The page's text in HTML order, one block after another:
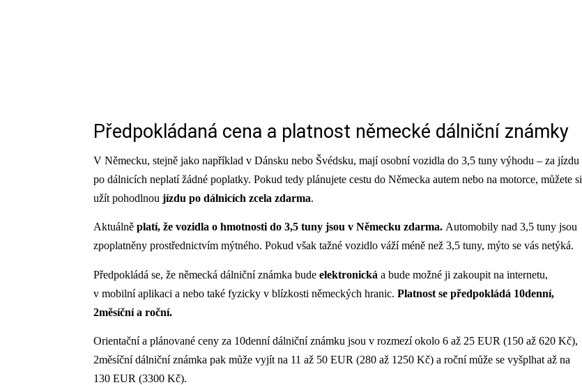
Předpokládaná cena a platnost německé dálniční známky
V Německu, stejně jako například v Dánsku nebo Švédsku, mají osobní vozidla do 3,5 tuny výhodu – za jízdu
po dálnicích neplatí žádné poplatky. Pokud tedy plánujete cestu do Německa autem nebo na motorce, můžete si
užít pohodlnou jízdu po dálnicích zcela zdarma.
Aktuálně platí, že vozidla o hmotnosti do 3,5 tuny jsou v Německu zdarma. Automobily nad 3,5 tuny jsou
zpoplatněny prostřednictvím mýtného. Pokud však tažné vozidlo váží méně než 3,5 tuny, mýto se vás netýká.
Předpokládá se, že německá dálniční známka bude elektronická a bude možné ji zakoupit na internetu,
v mobilní aplikaci a nebo také fyzicky v blízkosti německých hranic. Platnost se předpokládá 10denní,
2měsíční a roční.
Orientační a plánované ceny za 10denní dálniční známku jsou v rozmezí okolo 6 až 25 EUR (150 až 620 Kč),
2měsíční dálniční známka pak může vyjít na 11 až 50 EUR (280 až 1250 Kč) a roční může se vyšplhat až na
130 EUR (3300 Kč).